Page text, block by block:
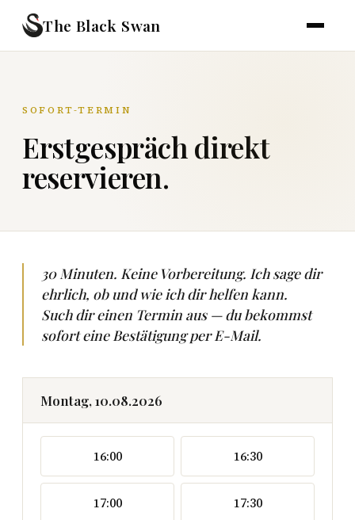
The Black Swan
SOFORT-TERMIN
Erstgespräch direkt
reservieren.
30 Minuten. Keine Vorbereitung. Ich sage dir
ehrlich, ob und wie ich dir helfen kann.
Such dir einen Termin aus — du bekommst
sofort eine Bestätigung per E-Mail.
Montag, 10.08.2026
16:00 16:30
17:00 17:30